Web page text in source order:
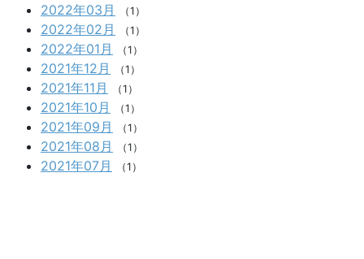
2022年03月 （1）
2022年02月 （1）
2022年01月 （1）
2021年12月 （1）
2021年11月 （1）
2021年10月 （1）
2021年09月 （1）
2021年08月 （1）
2021年07月 （1）